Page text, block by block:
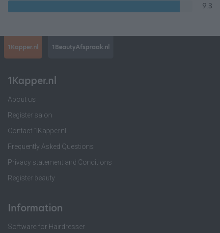
9.3
1Kapper.nl 1BeautyAfspraak.nl
1Kapper.nl
About us
Register salon
Contact 1Kapper.nl
Frequently Asked Questions
Privacy statement and Conditions
Register beauty
Information
Software for Hairdresser